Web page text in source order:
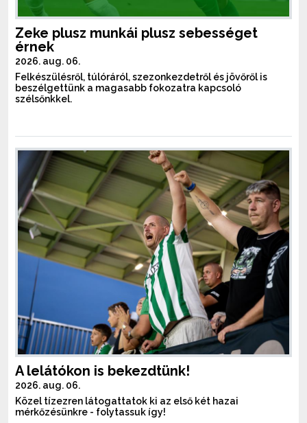
Zeke plusz munkái plusz sebességet
érnek
2026. aug. 06.
Felkészülésről, túlóráról, szezonkezdetről és jövőről is
beszélgettünk a magasabb fokozatra kapcsoló
szélsőnkkel.
A lelátókon is bekezdtünk!
2026. aug. 06.
Közel tízezren látogattatok ki az első két hazai
mérkőzésünkre - folytassuk így!